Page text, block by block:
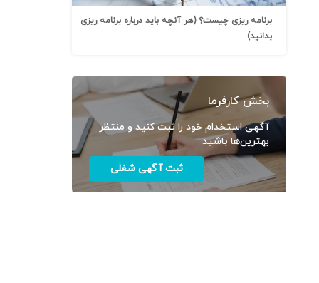
برنامه ریزی چیست؟ (هر آنچه باید درباره برنامه ریزی
بدانید)
بخش کارفرما
آگهی استخدام خود را ثبت کنید و منتظر
بهترین‌ها باشید
ثبت آگهی شغلی